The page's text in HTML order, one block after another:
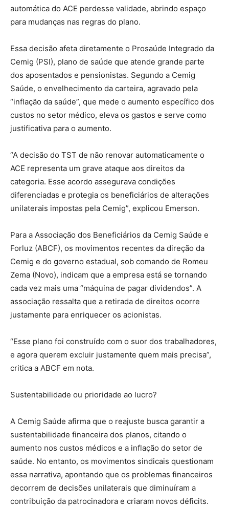
automática do ACE perdesse validade, abrindo espaço
para mudanças nas regras do plano.
Essa decisão afeta diretamente o Prosaúde Integrado da
Cemig (PSI), plano de saúde que atende grande parte
dos aposentados e pensionistas. Segundo a Cemig
Saúde, o envelhecimento da carteira, agravado pela
“inflação da saúde”, que mede o aumento específico dos
custos no setor médico, eleva os gastos e serve como
justificativa para o aumento.
“A decisão do TST de não renovar automaticamente o
ACE representa um grave ataque aos direitos da
categoria. Esse acordo assegurava condições
diferenciadas e protegia os beneficiários de alterações
unilaterais impostas pela Cemig”, explicou Emerson.
Para a Associação dos Beneficiários da Cemig Saúde e
Forluz (ABCF), os movimentos recentes da direção da
Cemig e do governo estadual, sob comando de Romeu
Zema (Novo), indicam que a empresa está se tornando
cada vez mais uma “máquina de pagar dividendos”. A
associação ressalta que a retirada de direitos ocorre
justamente para enriquecer os acionistas.
“Esse plano foi construído com o suor dos trabalhadores,
e agora querem excluir justamente quem mais precisa”,
critica a ABCF em nota.
Sustentabilidade ou prioridade ao lucro?
A Cemig Saúde afirma que o reajuste busca garantir a
sustentabilidade financeira dos planos, citando o
aumento nos custos médicos e a inflação do setor de
saúde. No entanto, os movimentos sindicais questionam
essa narrativa, apontando que os problemas financeiros
decorrem de decisões unilaterais que diminuíram a
contribuição da patrocinadora e criaram novos déficits.